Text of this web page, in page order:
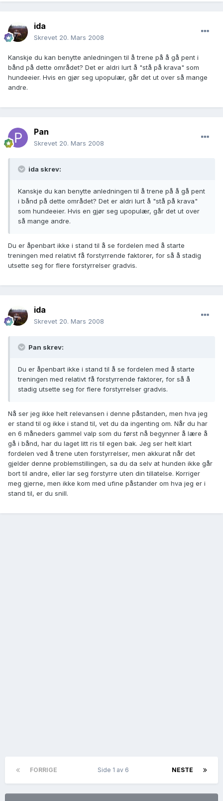
ida
Skrevet 20. Mars 2008
Kanskje du kan benytte anledningen til å trene på å gå pent i
bånd på dette området? Det er aldri lurt å "stå på krava" som
hundeeier. Hvis en gjør seg upopulær, går det ut over så mange
andre.
Pan
Skrevet 20. Mars 2008
ida skrev:
Kanskje du kan benytte anledningen til å trene på å gå pent
i bånd på dette området? Det er aldri lurt å "stå på krava"
som hundeeier. Hvis en gjør seg upopulær, går det ut over
så mange andre.
Du er åpenbart ikke i stand til å se fordelen med å starte
treningen med relativt få forstyrrende faktorer, for så å stadig
utsette seg for flere forstyrrelser gradvis.
ida
Skrevet 20. Mars 2008
Pan skrev:
Du er åpenbart ikke i stand til å se fordelen med å starte
treningen med relativt få forstyrrende faktorer, for så å
stadig utsette seg for flere forstyrrelser gradvis.
Nå ser jeg ikke helt relevansen i denne påstanden, men hva jeg
er stand til og ikke i stand til, vet du da ingenting om. Når du har
en 6 måneders gammel valp som du først nå begynner å lære å
gå i bånd, har du laget litt ris til egen bak. Jeg ser helt klart
fordelen ved å trene uten forstyrrelser, men akkurat når det
gjelder denne problemstillingen, sa du da selv at hunden ikke går
bort til andre, eller lar seg forstyrre uten din tillatelse. Korriger
meg gjerne, men ikke kom med ufine påstander om hva jeg er i
stand til, er du snill.
FORRIGE NESTE
Side 1 av 6